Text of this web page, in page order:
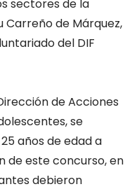
sectores de la
Carreño de Márquez,
del DIF
de Acciones
se
años de edad a
de este concurso, en
debieron